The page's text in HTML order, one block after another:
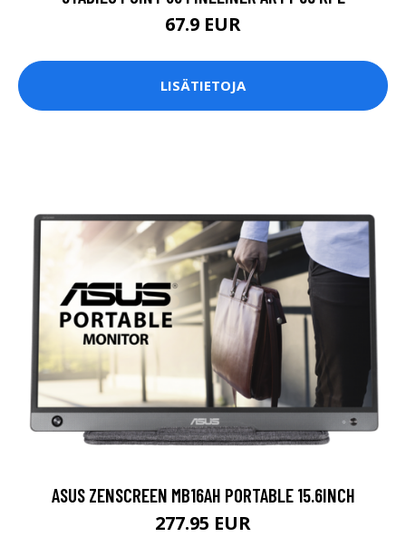
67.9 EUR
LISÄTIETOJA
ASUS ZENSCREEN MB16AH PORTABLE 15.6INCH
277.95 EUR